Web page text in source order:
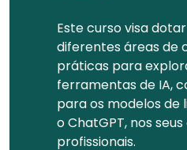
Este curso visa
diferentes áreas de
práticas para
ferramentas de IA,
para os modelos de
o ChatGPT, nos
profissionais.